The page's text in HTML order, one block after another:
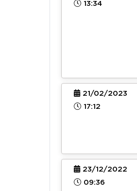
13:34
21/02/2023
17:12
23/12/2022
09:36